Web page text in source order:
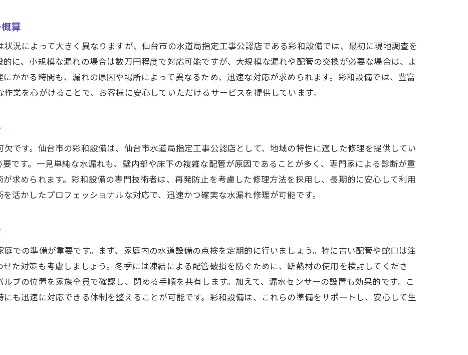
彩和設備の水漏れ修理サービスが選ばれる理由を徹底解説
多数の選択肢から選ばれる理由
お客様の声に応えるサービスの開発
料金とサービスのバランス
修理後のサポート体制の充実
仙台市の水漏れ修理で重要な早期発見と彩和設備の専門技術
早期発見がもたらす費用削減効果
水漏れ検知技術の進化
定期点検がもたらす安心
専門技術の研磨に向けた取り組み
仙台市の水漏れに強い彩和設備の最新技術と実績
算
況によって大きく異なりますが、仙台市の水道局指定工事公認店である彩和設備では、最初に現地調査を
に、小規模な漏れの場合は数万円程度で対応可能ですが、大規模な漏れや配管の交換が必要な場合は、よ
かかる時間も、漏れの原因や場所によって異なるため、迅速な対応が求められます。彩和設備では、豊富
業を心がけることで、お客様に安心していただけるサービスを提供しています。
です。仙台市の彩和設備は、仙台市水道局指定工事公認店として、地域の特性に適した修理を提供してい
です。一見単純な水漏れも、壁内部や床下の複雑な配管が原因であることが多く、専門家による診断が重
求められます。彩和設備の専門技術者は、再発防止を考慮した修理方法を採用し、長期的に安心して利用
活かしたプロフェッショナルな対応で、迅速かつ確実な水漏れ修理が可能です。
での準備が重要です。まず、家庭内の水道設備の点検を定期的に行いましょう。特に古い配管や蛇口は注
た対策も考慮しましょう。冬季には凍結による配管破損を防ぐために、断熱材の使用を検討してくださ
ブの位置を家族全員で確認し、閉める手順を共有します。加えて、漏水センサーの設置も効果的です。こ
も迅速に対応できる体制を整えることが可能です。彩和設備は、これらの準備をサポートし、安心して生